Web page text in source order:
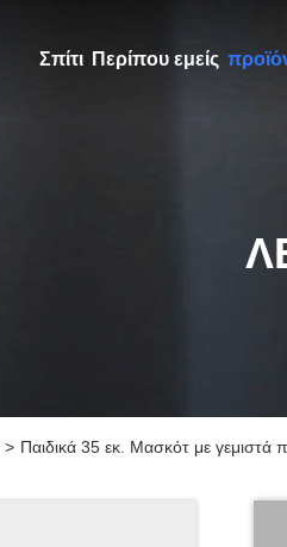
Σπίτι Περίπου εμείς
> Παιδικά 35 εκ. Μασκότ με γεμιστά